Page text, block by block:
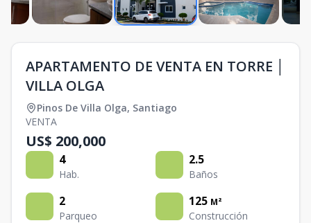
APARTAMENTO DE VENTA EN TORRE │
VILLA OLGA
Pinos De Villa Olga, Santiago
VENTA
US$ 200,000
4
Hab.
2.5
Baños
2
Parqueo
125 M²
Construcción